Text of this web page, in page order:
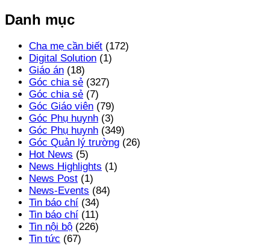
Danh mục
Cha mẹ cần biết (172)
Digital Solution (1)
Giáo án (18)
Góc chia sẻ (327)
Góc chia sẻ (7)
Góc Giáo viên (79)
Góc Phụ huynh (3)
Góc Phụ huynh (349)
Góc Quản lý trường (26)
Hot News (5)
News Highlights (1)
News Post (1)
News-Events (84)
Tin báo chí (34)
Tin báo chí (11)
Tin nội bộ (226)
Tin tức (67)